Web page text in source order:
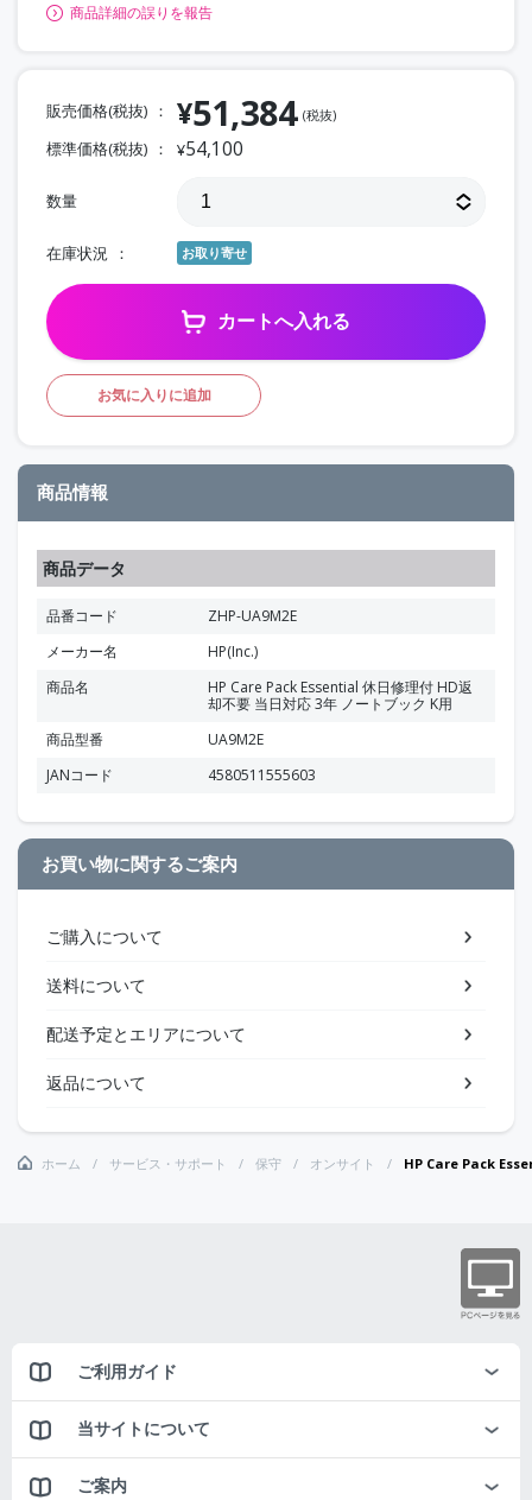
商品詳細の誤りを報告
販売価格(税抜) ¥51,384 (税抜)
標準価格(税抜) ¥54,100
数量
在庫状況 お取り寄せ
カートへ入れる
お気に入りに追加
商品情報
商品データ
品番コード
ZHP-UA9M2E
メーカー名
HP(Inc.)
商品名
HP Care Pack Essential 休日修理付 HD返
却不要 当日対応 3年 ノートブック K用
商品型番
UA9M2E
JANコード
4580511555603
お買い物に関するご案内
ご購入について
送料について
配送予定とエリアについて
返品について
ホーム サービス・サポート 保守 オンサイト HP Care Pack
ご利用ガイド
当サイトについて
ご案内